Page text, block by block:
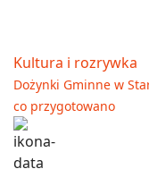
Kultura i rozrywka
Dożynki Gminne w
co przygotowano